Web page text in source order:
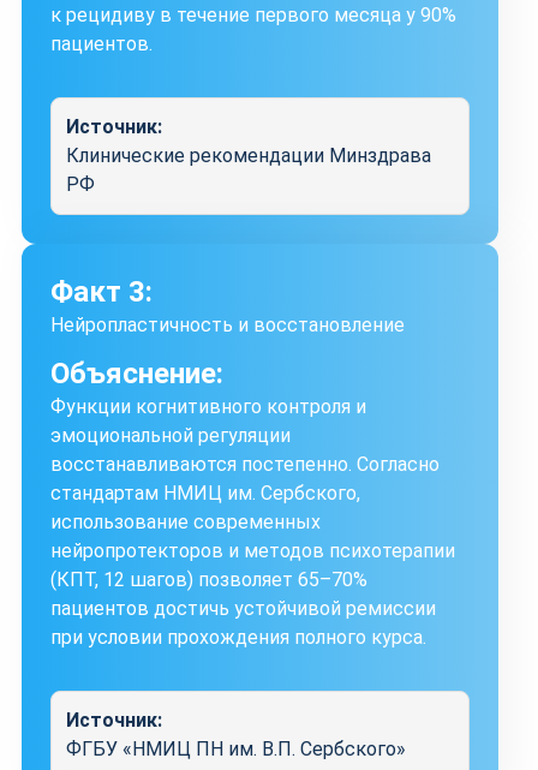
к рецидиву в течение первого месяца у 90%
пациентов.
Источник:
Клинические рекомендации Минздрава
РФ
Факт 3:
Нейропластичность и восстановление
Объяснение:
Функции когнитивного контроля и
эмоциональной регуляции
восстанавливаются постепенно. Согласно
стандартам НМИЦ им. Сербского,
использование современных
нейропротекторов и методов психотерапии
(КПТ, 12 шагов) позволяет 65–70%
пациентов достичь устойчивой ремиссии
при условии прохождения полного курса.
Источник:
ФГБУ «НМИЦ ПН им. В.П. Сербского»